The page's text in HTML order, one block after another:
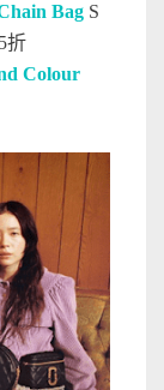
Bag S
折
Colour